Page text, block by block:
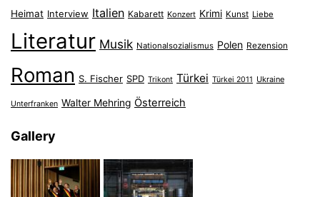
Heimat Interview Italien Kabarett Konzert Krimi Kunst Liebe
Literatur Musik Nationalsozialismus Polen Rezension
Roman S. Fischer SPD Trikont Türkei Türkei 2011 Ukraine
Unterfranken Walter Mehring Österreich
Gallery